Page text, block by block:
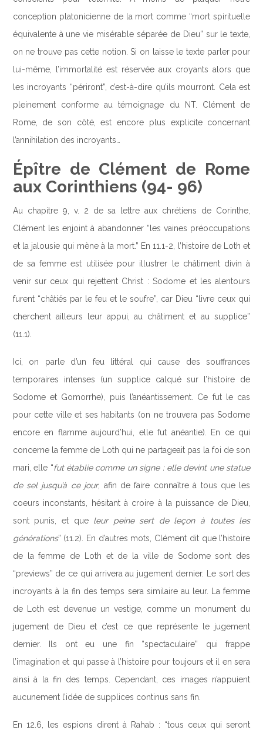
conception platonicienne de la mort comme “mort spirituelle
équivalente à une vie misérable séparée de Dieu” sur le texte,
on ne trouve pas cette notion. Si on laisse le texte parler pour
lui-même, l’immortalité est réservée aux croyants alors que
les incroyants “périront”, c’est-à-dire qu’ils mourront. Cela est
pleinement conforme au témoignage du NT. Clément de
Rome, de son côté, est encore plus explicite concernant
l’annihilation des incroyants…
Épître de Clément de Rome
aux Corinthiens (94- 96)
Au chapitre 9, v. 2 de sa lettre aux chrétiens de Corinthe,
Clément les enjoint à abandonner “les vaines préoccupations
et la jalousie qui mène à la mort.” En 11.1-2, l’histoire de Loth et
de sa femme est utilisée pour illustrer le châtiment divin à
venir sur ceux qui rejettent Christ : Sodome et les alentours
furent “châtiés par le feu et le soufre”, car Dieu “livre ceux qui
cherchent ailleurs leur appui, au châtiment et au supplice”
(11.1).
Ici, on parle d’un feu littéral qui cause des souffrances
temporaires intenses (un supplice calqué sur l’histoire de
Sodome et Gomorrhe), puis l’anéantissement. Ce fut le cas
pour cette ville et ses habitants (on ne trouvera pas Sodome
encore en flamme aujourd’hui, elle fut anéantie). En ce qui
concerne la femme de Loth qui ne partageait pas la foi de son
mari, elle “fut établie comme un signe : elle devint une statue
de sel jusqu’à ce jour, afin de faire connaître à tous que les
coeurs inconstants, hésitant à croire à la puissance de Dieu,
sont punis, et que leur peine sert de leçon à toutes les
générations” (11.2). En d’autres mots, Clément dit que l’histoire
de la femme de Loth et de la ville de Sodome sont des
“previews” de ce qui arrivera au jugement dernier. Le sort des
incroyants à la fin des temps sera similaire au leur. La femme
de Loth est devenue un vestige, comme un monument du
jugement de Dieu et c’est ce que représente le jugement
dernier. Ils ont eu une fin “spectaculaire” qui frappe
l’imagination et qui passe à l’histoire pour toujours et il en sera
ainsi à la fin des temps. Cependant, ces images n’appuient
aucunement l’idée de supplices continus sans fin.
En 12.6, les espions dirent à Rahab : “tous ceux qui seront